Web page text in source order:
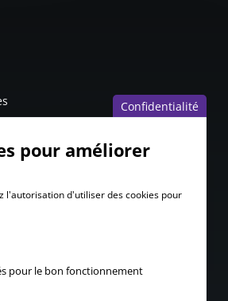
Confidentialité
pour améliorer
l'autorisation d'utiliser des cookies pour
pour le bon fonctionnement